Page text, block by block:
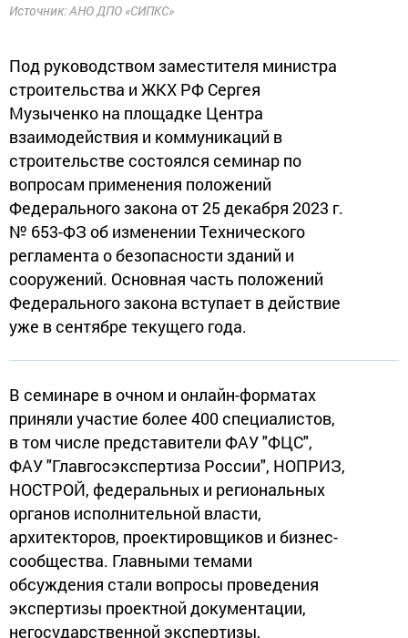
Источник: АНО ДПО «СИПКС»
Под руководством заместителя министра
строительства и ЖКХ РФ Сергея
Музыченко на площадке Центра
взаимодействия и коммуникаций в
строительстве состоялся семинар по
вопросам применения положений
Федерального закона от 25 декабря 2023 г.
№ 653-ФЗ об изменении Технического
регламента о безопасности зданий и
сооружений. Основная часть положений
Федерального закона вступает в действие
уже в сентябре текущего года.
В семинаре в очном и онлайн-форматах
приняли участие более 400 специалистов,
в том числе представители ФАУ "ФЦС",
ФАУ "Главгосэкспертиза России", НОПРИЗ,
НОСТРОЙ, федеральных и региональных
органов исполнительной власти,
архитекторов, проектировщиков и бизнес-
сообщества. Главными темами
обсуждения стали вопросы проведения
экспертизы проектной документации,
негосударственной экспертизы,